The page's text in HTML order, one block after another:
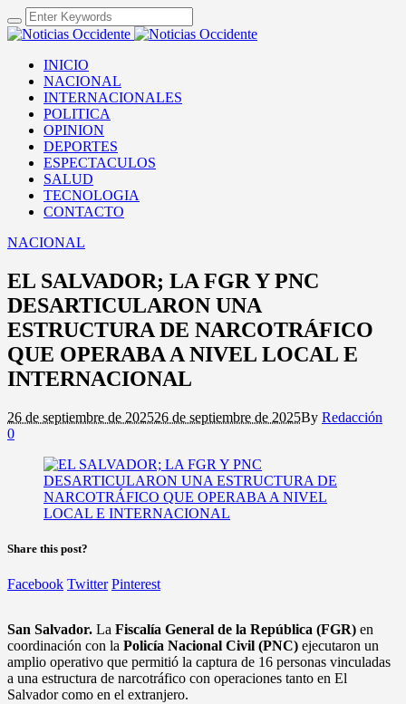
INICIO
NACIONAL
INTERNACIONALES
POLITICA
OPINION
DEPORTES
ESPECTACULOS
SALUD
TECNOLOGIA
CONTACTO
NACIONAL
EL SALVADOR; LA FGR Y PNC
DESARTICULARON UNA
ESTRUCTURA DE NARCOTRÁFICO
QUE OPERABA A NIVEL LOCAL E
INTERNACIONAL
26 de septiembre de 202526 de septiembre de 2025By Redacción
0
Share this post?
Facebook Twitter Pinterest
San Salvador. La Fiscalía General de la República (FGR) en
coordinación con la Policía Nacional Civil (PNC) ejecutaron un
amplio operativo que permitió la captura de 16 personas vinculadas
a una estructura de narcotráfico con operaciones tanto en El
Salvador como en el extranjero.